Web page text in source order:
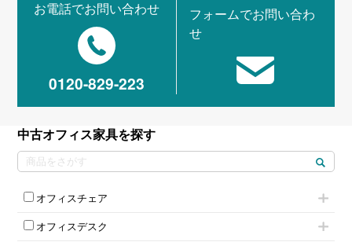
お電話でお問い合わせ
0120-829-223
フォームでお問い合わ
せ
中古オフィス家具を探す
オフィスチェア
肘無しチェア
オフィスデスク